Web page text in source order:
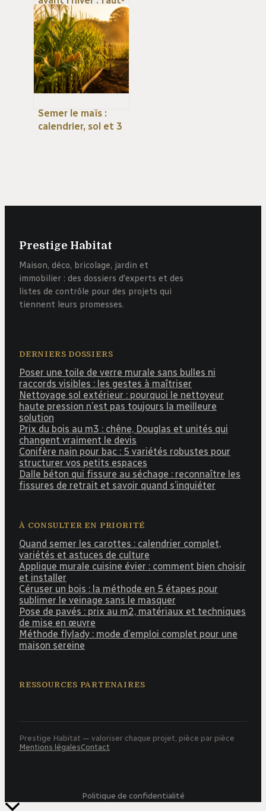
il couper le
feuillage pour
garantir votre
récolte ?
Semer le maïs :
calendrier, sol et 3
Prestige Habitat
Maison, déco, bricolage, jardin et
immobilier : des dossiers d'experts et des
listes de contrôle pour des projets qui
tiennent leurs promesses.
DERNIERS DOSSIERS
Poser une toile de verre murale sans bulles ni
raccords visibles : les gestes à maîtriser
Nettoyage sol extérieur : pourquoi le nettoyeur
haute pression n’est pas toujours la meilleure
solution
Prix du bois au m3 : chêne, Douglas et unités qui
changent vraiment le devis
Conifère nain pour bac : 5 variétés robustes pour
structurer vos petits espaces
Dalle béton qui fissure au séchage : reconnaître les
fissures de retrait et savoir quand s’inquiéter
À CONSULTER EN PRIORITÉ
Quand semer les carottes : calendrier complet,
variétés et astuces de culture
Applique murale cuisine évier : comment bien choisir
et installer
Céruser un bois : la méthode en 5 étapes pour
sublimer le veinage sans le masquer
Pose de pavés : prix au m2, matériaux et techniques
de mise en œuvre
Méthode flylady : mode d’emploi complet pour une
maison sereine
RESSOURCES PARTENAIRES
Prestige Habitat — valoriser chaque projet, pièce par pièce
Mentions légalesContact
Politique de confidentialité